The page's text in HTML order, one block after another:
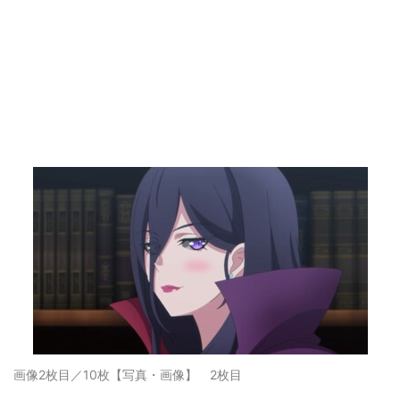
画像2枚目／10枚 【写真・画像】 2枚目